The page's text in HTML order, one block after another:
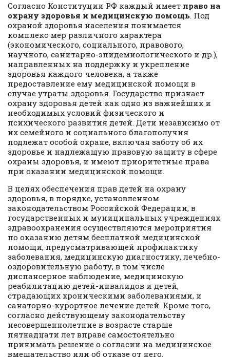
Согласно Конституции РФ каждый имеет право на
охрану здоровья и медицинскую помощь. Под
охраной здоровья населения понимается
комплекс мер различного характера
(экономического, социального, правового,
научного, санитарно-эпидемиологического и др.),
направленных на поддержку и укрепление
здоровья каждого человека, а также
предоставление ему медицинской помощи в
случае утраты здоровья. Государство признает
охрану здоровья детей как одно из важнейших и
необходимых условий физического и
психического развития детей. Дети независимо от
их семейного и социального благополучия
подлежат особой охране, включая заботу об их
здоровье и надлежащую правовую защиту в сфере
охраны здоровья, и имеют приоритетные права
при оказании медицинской помощи.
В целях обеспечения прав детей на охрану
здоровья, в порядке, установленном
законодательством Российской Федерации, в
государственных и муниципальных учреждениях
здравоохранения осуществляются мероприятия
по оказанию детям бесплатной медицинской
помощи, предусматривающей профилактику
заболевания, медицинскую диагностику, лечебно-
оздоровительную работу, в том числе
диспансерное наблюдение, медицинскую
реабилитацию детей-инвалидов и детей,
страдающих хроническими заболеваниями, и
санаторно-курортное лечение детей. Кроме того,
согласно действующему законодательству
несовершеннолетние в возрасте старше
пятнадцати лет вправе самостоятельно
принимать решение о согласии на медицинское
вмешательство или об отказе от него.